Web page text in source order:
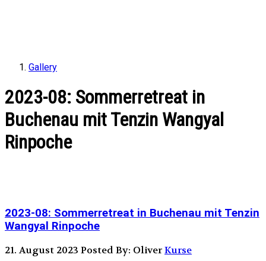
Gallery
2023-08: Sommerretreat in
Buchenau mit Tenzin Wangyal
Rinpoche
2023-08: Sommerretreat in Buchenau mit Tenzin
Wangyal Rinpoche
21. August 2023 Posted By: OliverKurse